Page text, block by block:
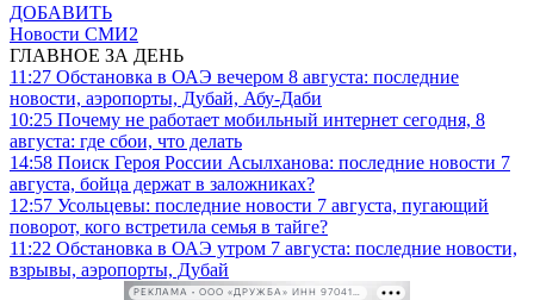
ДОБАВИТЬ
Новости СМИ2
ГЛАВНОЕ ЗА ДЕНЬ
11:27 Обстановка в ОАЭ вечером 8 августа: последние
новости, аэропорты, Дубай, Абу-Даби
10:25 Почему не работает мобильный интернет сегодня, 8
августа: где сбои, что делать
14:58 Поиск Героя России Асылханова: последние новости 7
августа, бойца держат в заложниках?
12:57 Усольцевы: последние новости 7 августа, пугающий
поворот, кого встретила семья в тайге?
11:22 Обстановка в ОАЭ утром 7 августа: последние новости,
взрывы, аэропорты, Дубай
РЕКЛАМА • ООО «ДРУЖБА» ИНН 9704146411